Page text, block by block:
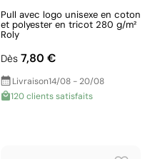
Pull avec logo unisexe en coton
et polyester en tricot 280 g/m²
Roly
Dès 7,80 €
Livraison14/08 - 20/08
120 clients satisfaits